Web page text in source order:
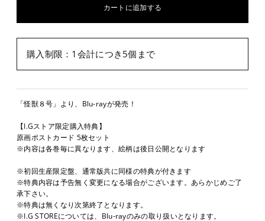
購入制限：1会計につき5個まで
「怪獣８号」より、Blu-rayが発売！
【I.Gストア限定購入特典】
原画ポストカード 5枚セット
※内容は各巻毎に異なります、絵柄は後日公開となります
※初回生産限定盤、通常版共に同様の特典が付きます
※特典内容は予告無く変更になる場合がございます。あらかじめご了
承下さい。
※特典は無くなり次第終了となります。
※I.G STOREについては、Blu-rayのみの取り扱いとなります。